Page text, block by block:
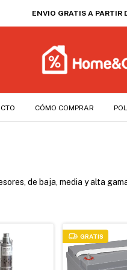
ENVIO GRATIS A PARTIR
CÓMO COMPRAR
de baja, media y alta
GRATIS